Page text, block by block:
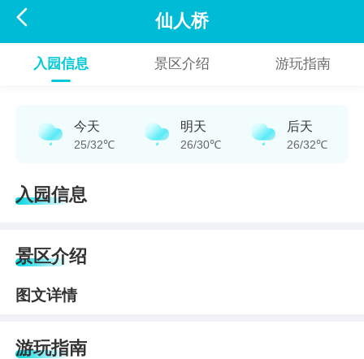
 仙人桥
入园信息 景区介绍 游玩指南
今天
25/32℃
明天
26/30℃
后天
26/32℃
入园信息
景区介绍
图文详情
游玩指南